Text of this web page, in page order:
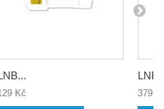
Kč 379